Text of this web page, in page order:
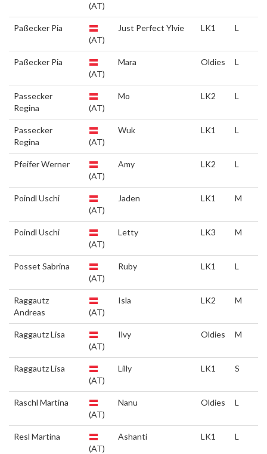
(AT)
Paßecker Pia
(AT)
Just Perfect Ylvie LK1 L
Paßecker Pia
(AT)
Mara Oldies L
Passecker
Regina
(AT)
Mo LK2 L
Passecker
Regina
(AT)
Wuk LK1 L
Pfeifer Werner
(AT)
Amy LK2 L
Poindl Uschi
(AT)
Jaden LK1 M
Poindl Uschi
(AT)
Letty LK3 M
Posset Sabrina
(AT)
Ruby LK1 L
Raggautz
Andreas
(AT)
Isla LK2 M
Raggautz Lisa
(AT)
Ilvy Oldies M
Raggautz Lisa
(AT)
Lilly LK1 S
Raschl Martina
(AT)
Nanu Oldies L
Resl Martina
(AT)
Ashanti LK1 L